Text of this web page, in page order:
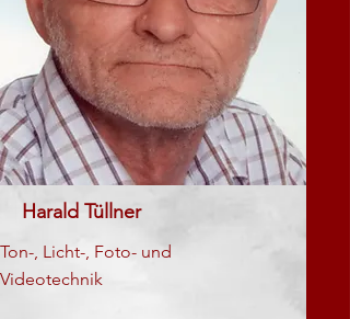
Harald Tüllner
Ton-, Licht-, Foto- und
Videotechnik